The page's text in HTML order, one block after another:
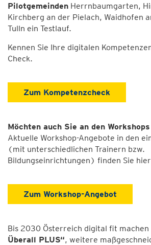
Pilotgemeinden Herrnbaumgarten,
Kirchberg an der Pielach, Waidhofen
Tulln ein Testlauf.
Kennen Sie Ihre digitalen
Check.
Zum Kompetenzcheck
Möchten auch Sie an den
Aktuelle Workshop-Angebote in den
(mit unterschiedlichen Trainern bzw.
Bildungseinrichtungen) finden Sie
Zum Workshop-Angebot
Bis 2030 Österreich digital fit machen
Überall PLUS“, weitere